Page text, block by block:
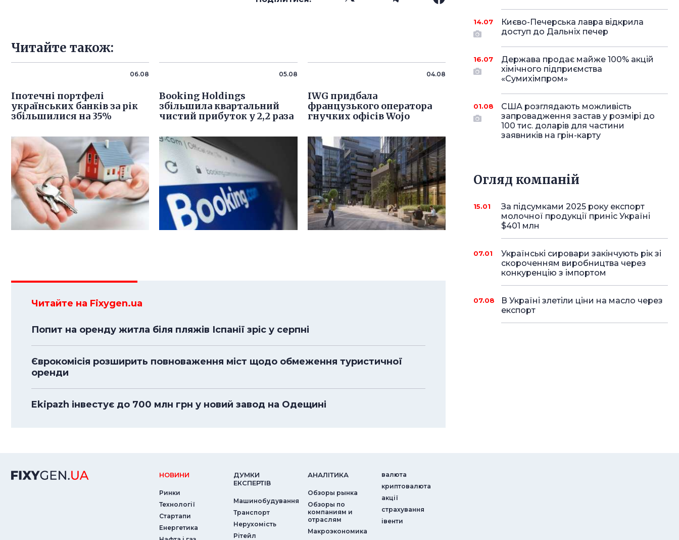
Читайте також:
06.08
Іпотечні портфелі
українських банків за рік
збільшилися на 35%
05.08
Booking Holdings
збільшила квартальний
чистий прибуток у 2,2 раза
04.08
IWG придбала
французького оператора
гнучких офісів Wojo
Читайте на Fixygen.ua
Попит на оренду житла біля пляжів Іспанії зріс у серпні
Єврокомісія розширить повноваження міст щодо обмеження туристичної
оренди
Ekipazh інвестує до 700 млн грн у новий завод на Одещині
14.07
Києво-Печерська лавра відкрила
доступ до Дальніх печер
16.07
Держава продає майже 100% акцій
хімічного підприємства
«Сумихімпром»
01.08
США розглядають можливість
запровадження застав у розмірі до
100 тис. доларів для частини
заявників на грін-карту
Огляд компаній
15.01
За підсумками 2025 року експорт
молочної продукції приніс Україні
$401 млн
07.01
Українські сировари закінчують рік зі
скороченням виробництва через
конкуренцію з імпортом
07.08
В Україні злетіли ціни на масло через
експорт
НОВИНИ
Ринки
Технології
Стартапи
Енергетика
ДУМКИ
ЕКСПЕРТIВ
Машинобудування
Транспорт
Нерухомість
Рітейл
АНАЛIТИКА
Обзоры рынка
Обзоры по
компаниям и
отраслям
Макроэкономика
валюта
криптовалюта
акції
страхування
iвенти